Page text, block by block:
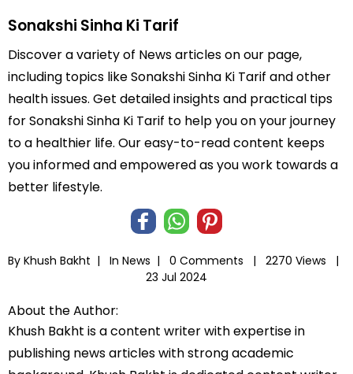
Sonakshi Sinha Ki Tarif
Discover a variety of News articles on our page,
including topics like Sonakshi Sinha Ki Tarif and other
health issues. Get detailed insights and practical tips
for Sonakshi Sinha Ki Tarif to help you on your journey
to a healthier life. Our easy-to-read content keeps
you informed and empowered as you work towards a
better lifestyle.
By Khush Bakht | In News | 0 Comments |
2270 Views |
23 Jul 2024
About the Author:
Khush Bakht is a content writer with expertise in
publishing news articles with strong academic